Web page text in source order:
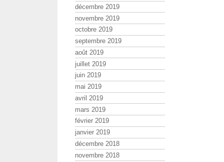
décembre 2019
novembre 2019
octobre 2019
septembre 2019
août 2019
juillet 2019
juin 2019
mai 2019
avril 2019
mars 2019
février 2019
janvier 2019
décembre 2018
novembre 2018